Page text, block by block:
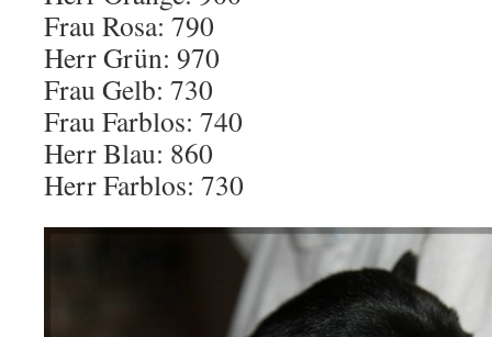
Frau Rosa: 790
Herr Grün: 970
Frau Gelb: 730
Frau Farblos: 740
Herr Blau: 860
Herr Farblos: 730